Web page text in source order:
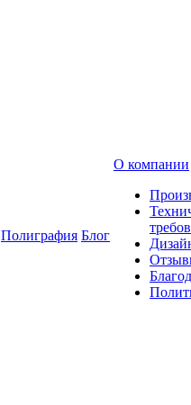
Полиграфия Блог
О компании